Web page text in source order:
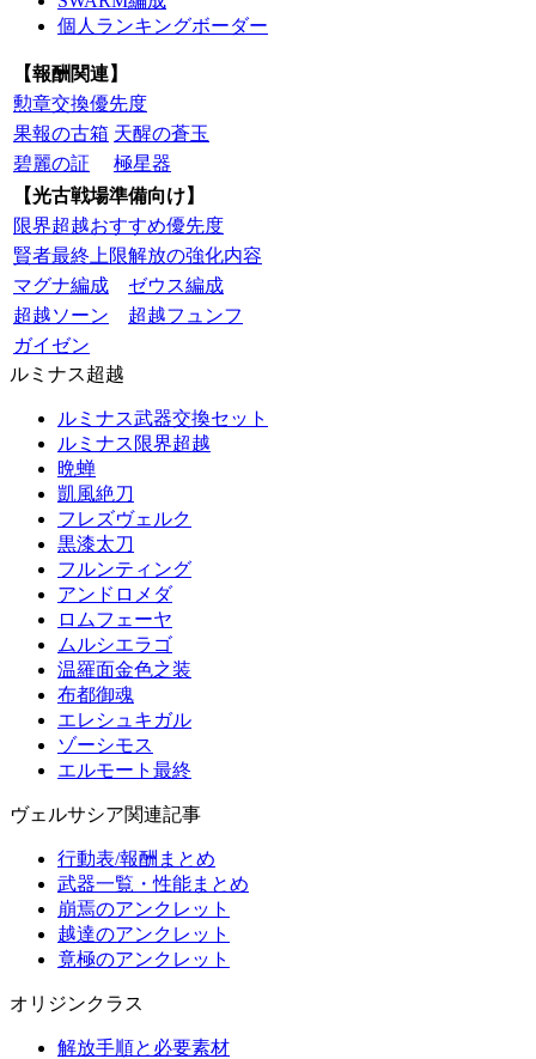
個人ランキングボーダー
【報酬関連】
勲章交換優先度
果報の古箱 天醒の蒼玉
碧麗の証
極星器
【光古戦場準備向け】
限界超越おすすめ優先度
賢者最終上限解放の強化内容
マグナ編成
ゼウス編成
超越ソーン
超越フュンフ
ガイゼン
ルミナス超越
ルミナス武器交換セット
ルミナス限界超越
晩蝉
凱風絶刀
フレズヴェルク
黒漆太刀
フルンティング
アンドロメダ
ロムフェーヤ
ムルシエラゴ
温羅面金色之装
布都御魂
エレシュキガル
ゾーシモス
エルモート最終
ヴェルサシア関連記事
行動表/報酬まとめ
武器一覧・性能まとめ
崩焉のアンクレット
越達のアンクレット
竟極のアンクレット
オリジンクラス
解放手順と必要素材